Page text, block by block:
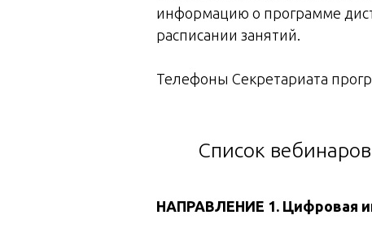
информацию о программе
расписании занятий.
Телефоны Секретариата
Список
НАПРАВЛЕНИЕ 1. Цифровая